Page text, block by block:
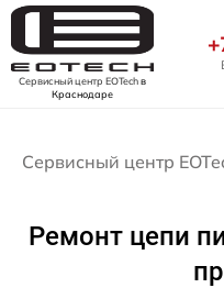
Сервисный центр EOTechв
Краснодаре
Сервисный центр
Ремонт цепи